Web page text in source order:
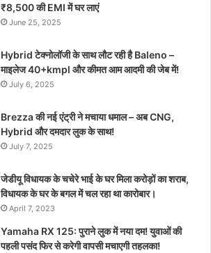
₹8,500 की EMI में घर लाएं
June 25, 2025
Hybrid टेक्नोलॉजी के साथ लौट रही है Baleno –
माइलेज 40+kmpl और कीमत आम आदमी की जेब में!
July 6, 2025
Brezza की नई एंट्री ने मचाया धमाल – अब CNG,
Hybrid और दमदार लुक के साथ!
July 7, 2025
जेडीयू विधायक के चचेरे भाई के घर मिला करोड़ों का शराब,
विधायक के घर के बगल में चल रहा था कारोबार।
April 7, 2023
Yamaha RX 125: पुराने लुक में नया दम! युवाओं की
पहली पसंद फिर से करेगी वापसी मचाएगी तहलका!